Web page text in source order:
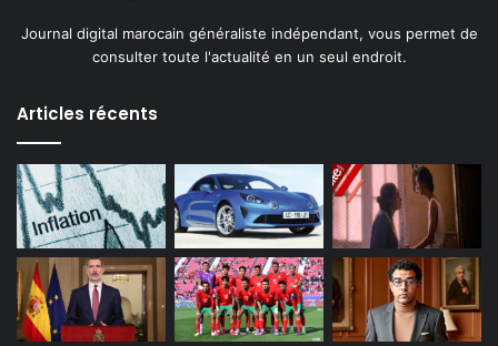
Journal digital marocain généraliste indépendant, vous permet de
consulter toute l'actualité en un seul endroit.
Articles récents